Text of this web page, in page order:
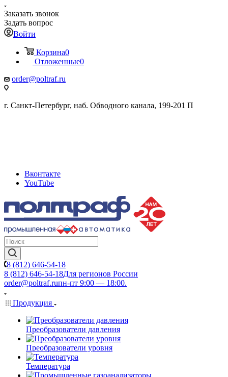
Заказать звонок
Задать вопрос
Войти
Корзина0
Отложенные0
order@poltraf.ru
г. Санкт-Петербург, наб. Обводного канала, 199-201 П
Вконтакте
YouTube
8 (812) 646-54-18
8 (812) 646-54-18Для регионов России
order@poltraf.ruпн-пт 9:00 — 18:00.
Продукция
Преобразователи давления
Преобразователи уровня
Температура